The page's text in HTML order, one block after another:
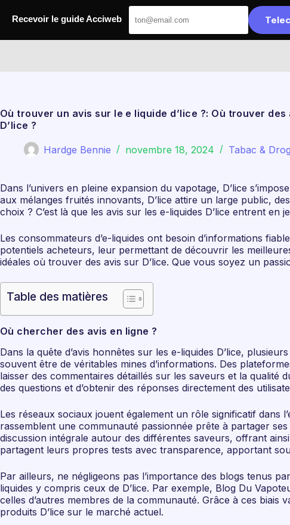
Où trouver un avis sur le e liquide d’lice ?: Où trouver
D’lice ?
Hardge Bennie novembre 18, 2024 Tabac &
Dans l’univers en pleine expansion du vapotage, D’lice
aux mélanges fruités innovants, D’lice attire un large public,
choix ? C’est là que les avis sur les e-liquides D’lice entrent en
Les consommateurs d’e-liquides ont besoin d’informations
potentiels acheteurs, leur permettant de découvrir les
idéales où trouver des avis sur D’lice. Que vous soyez un
Table des matières
Où chercher des avis en ligne ?
Dans la quête d’avis honnêtes sur les e-liquides D’lice,
souvent être de véritables mines d’informations. Des
laisser des commentaires détaillés sur les saveurs et la
des questions et d’obtenir des réponses directement des
Les réseaux sociaux jouent également un rôle significatif dans
rassemblent une communauté passionnée prête à partager
discussion intégrale autour des différentes saveurs, offrant
partagent leurs propres tests avec transparence, apportant
Par ailleurs, ne négligeons pas l’importance des blogs tenus
liquides y compris ceux de D’lice. Par exemple, Blog Du
celles d’autres membres de la communauté. Grâce à ces
produits D’lice sur le marché actuel.
Recevoir le guide Acciweb